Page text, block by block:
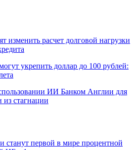
изменить расчет долговой нагрузки
укрепить доллар до 100 рублей:
ИИ Банком Англии для
стагнации
станут первой в мире процентной